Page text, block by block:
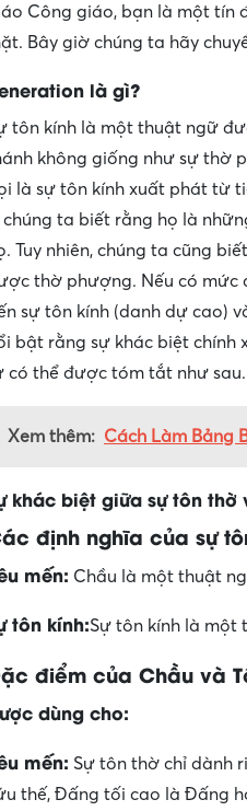
Công giáo, bạn là một tín
Bây giờ chúng ta hãy
là gì?
tôn kính là một thuật ngữ
không giống như sự thờ
là sự tôn kính xuất phát từ
chúng ta biết rằng họ là
Tuy nhiên, chúng ta cũng
thờ phượng. Nếu có mức
sự tôn kính (danh dự cao)
bật rằng sự khác biệt chính
có thể được tóm tắt như sau.
Xem thêm: Cách Làm Bảng
khác biệt giữa sự tôn thờ
định nghĩa của sự
mến: Chầu là một thuật
tôn kính:Sự tôn kính là một
điểm của Chầu và
dùng cho:
mến: Sự tôn thờ chỉ dành
thế, Đấng tối cao là Đấng